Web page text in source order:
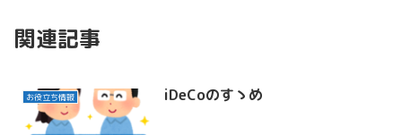
関連記事
お役立ち情報 iDeCoのすゝめ